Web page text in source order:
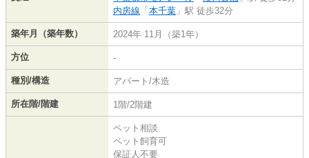
内房線 「 本千葉 」駅 徒歩32分
築年月（築年数） 2024年 11月（築1年）
方位 -
種別/構造 アパート/木造
所在階/階建 1階/2階建
ペット相談
ペット飼育可
保証人不要